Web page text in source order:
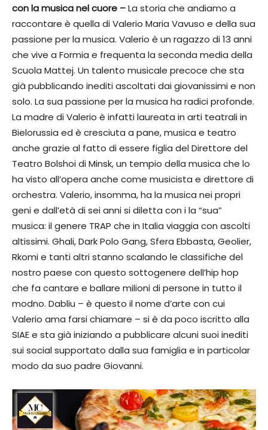
con la musica nel cuore –La storia che andiamo a
raccontare è quella di Valerio Maria Vavuso e della sua
passione per la musica. Valerio è un ragazzo di 13 anni
che vive a Formia e frequenta la seconda media della
Scuola Mattej. Un talento musicale precoce che sta
già pubblicando inediti ascoltati dai giovanissimi e non
solo. La sua passione per la musica ha radici profonde.
La madre di Valerio è infatti laureata in arti teatrali in
Bielorussia ed è cresciuta a pane, musica e teatro
anche grazie al fatto di essere figlia del Direttore del
Teatro Bolshoi di Minsk, un tempio della musica che lo
ha visto all’opera anche come musicista e direttore di
orchestra. Valerio, insomma, ha la musica nei propri
geni e dall’età di sei anni si diletta con i la “sua”
musica: il genere TRAP che in Italia viaggia con ascolti
altissimi. Ghali, Dark Polo Gang, Sfera Ebbasta, Geolier,
Rkomi e tanti altri stanno scalando le classifiche del
nostro paese con questo sottogenere dell’hip hop
che fa cantare e ballare milioni di persone in tutto il
modno. Dabliu – è questo il nome d’arte con cui
Valerio ama farsi chiamare – si è da poco iscritto alla
SIAE e sta già iniziando a pubblicare alcuni suoi inediti
sui social supportato dalla sua famiglia e in particolar
modo da suo padre Giovanni.